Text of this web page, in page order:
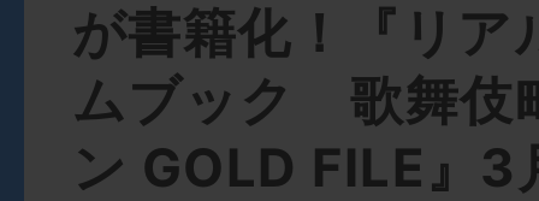
が書籍化！『リア
ムブック 歌舞伎
ン GOLD FILE』